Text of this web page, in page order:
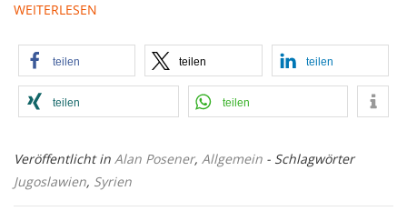
WEITERLESEN
teilen teilen teilen
teilen teilen
Veröffentlicht in Alan Posener, Allgemein - Schlagwörter
Jugoslawien, Syrien